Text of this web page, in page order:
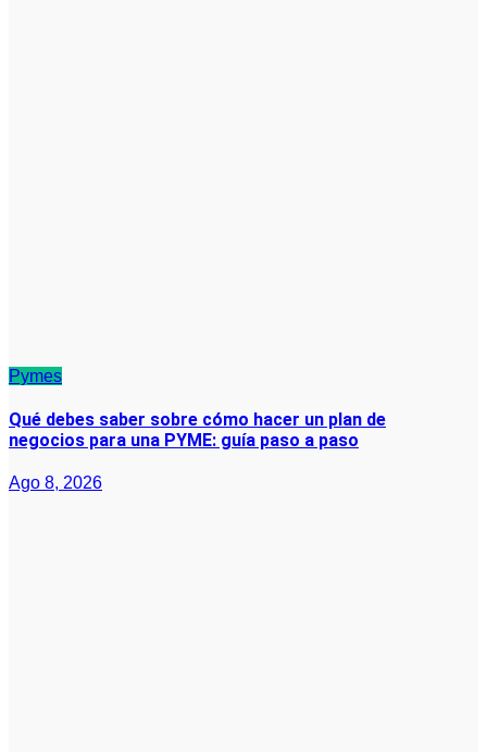
Pymes
Qué debes saber sobre cómo hacer un plan de
negocios para una PYME: guía paso a paso
Ago 8, 2026